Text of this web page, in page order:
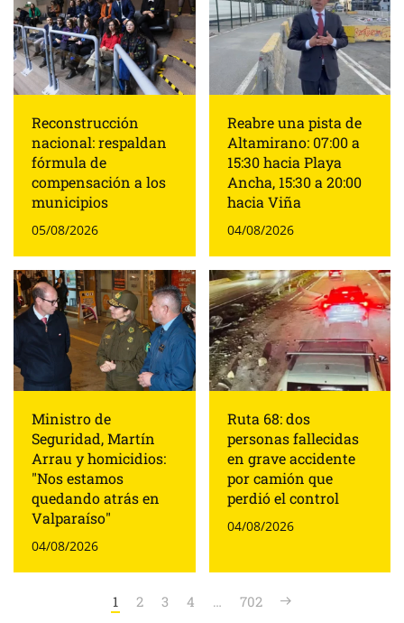
Reconstrucción
nacional: respaldan
fórmula de
compensación a los
municipios
05/08/2026
Reabre una pista de
Altamirano: 07:00 a
15:30 hacia Playa
Ancha, 15:30 a 20:00
hacia Viña
04/08/2026
Ministro de
Seguridad, Martín
Arrau y homicidios:
"Nos estamos
quedando atrás en
Valparaíso"
04/08/2026
Ruta 68: dos
personas fallecidas
en grave accidente
por camión que
perdió el control
04/08/2026
1 2 3 4 … 702